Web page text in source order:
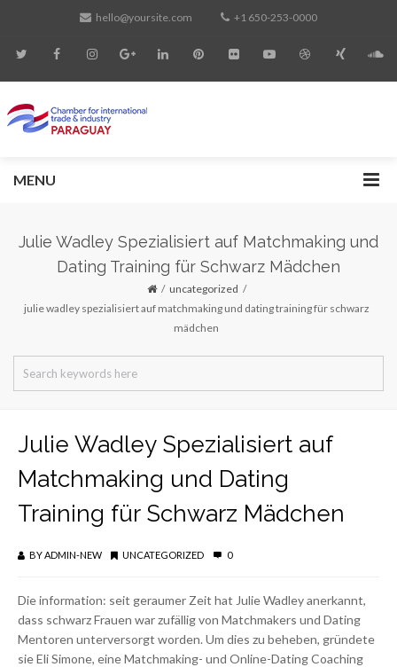
hello@yoursite.com +1 650-253-0000
MENU
Julie Wadley Spezialisiert auf Matchmaking und
Dating Training für Schwarz Mädchen
uncategorized
julie wadley spezialisiert auf matchmaking und dating training für schwarz
mädchen
Julie Wadley Spezialisiert auf
Matchmaking und Dating
Training für Schwarz Mädchen
BYADMIN-NEW UNCATEGORIZED 0
Die information: seit geraumer Zeit hat Julie Wadley anerkannt,
dass schwarz Frauen war zufällig von Matchmakers und Dating
Mentoren unterversorgt worden. Um dies zu beheben, gründete
sie Eli Simone, eine Matchmaking- und Online-Dating Coaching